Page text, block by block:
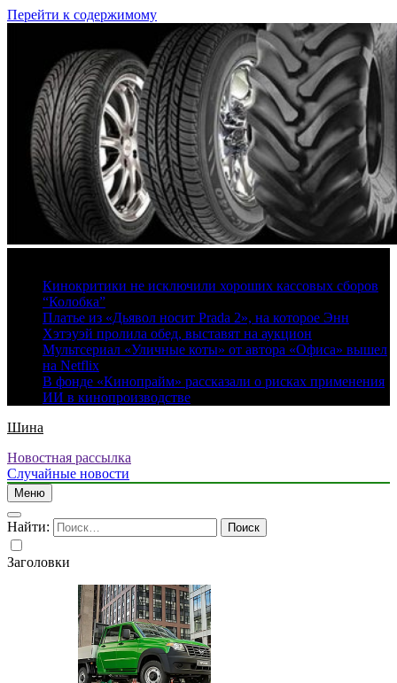
Перейти к содержимому
Кинокритики не исключили хороших кассовых сборов
“Колобка”
Платье из «Дьявол носит Prada 2», на которое Энн
Хэтэуэй пролила обед, выставят на аукцион
Мультсериал «Уличные коты» от автора «Офиса» вышел
на Netflix
В фонде «Кинопрайм» рассказали о рисках применения
ИИ в кинопроизводстве
Шина
Новостная рассылка
Случайные новости
Меню
Найти:
Заголовки